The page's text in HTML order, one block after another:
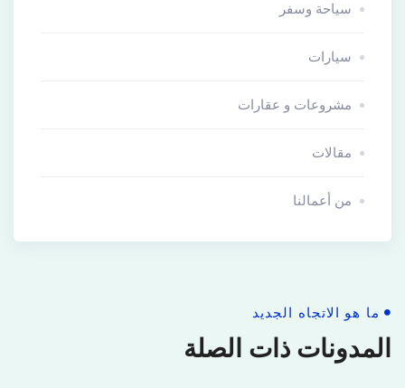
سياحة وسفر
سيارات
مشروعات و عقارات
مقالات
من أعمالنا
ما هو الاتجاه الجديد
المدونات ذات الصلة